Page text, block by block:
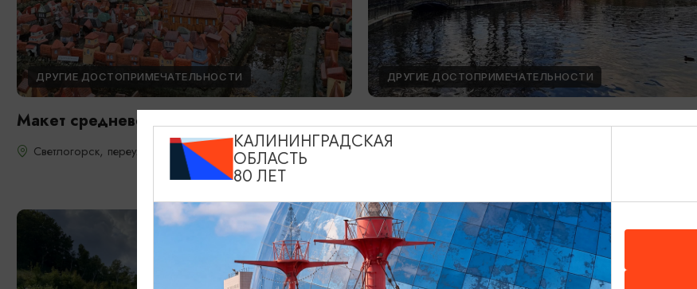
ДРУГИЕ ДОСТОПРИМЕЧАТЕЛЬНОСТИ
Макет средневекового Кёнигсберга
Светлогорск, переулок Сказочника Гофмана
ДРУГИЕ ДОСТОПРИМЕЧАТЕЛЬНОСТИ
Озеро Тихое
Светлогорск, Калининградский проспект
КАЛИНИНГРАДСКАЯ
ОБЛАСТЬ
80 ЛЕТ